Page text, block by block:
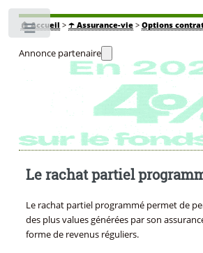
🏠Accueil > ☂️ Assurance-vie> Options
Annonce partenaire
Le rachat partiel
Le rachat partiel programmé permet de
des plus values générées par son
forme de revenus réguliers.
Toggle